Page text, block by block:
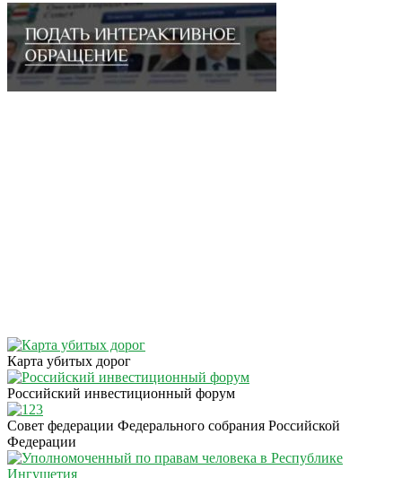
Карта убитых дорог
Российский инвестиционный форум
Совет федерации Федерального собрания Российской
Федерации